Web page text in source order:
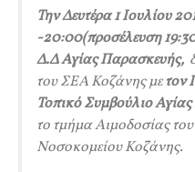
Την Δευτέρα 1 Ιουλίου
-20:00(προσέλευση
Δ.Δ Αγίας Παρασκευής,
του ΣΕΑ Κοζάνηςμετον
Τοπικό Συμβούλιο
το τμήμα Αιμοδοσίας
Νοσοκομείου Κοζάνης.